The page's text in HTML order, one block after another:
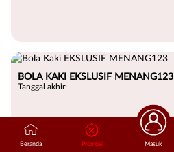
BOLA KAKI EKSLUSIF MENANG123
Tanggal akhir: -
Beranda Promosi Masuk